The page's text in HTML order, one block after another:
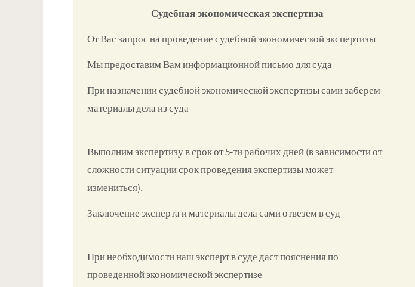
Судебная экономическая экспертиза
От Вас запрос на проведение судебной экономической экспертизы
Мы предоставим Вам информационной письмо для суда
При назначении судебной экономической экспертизы сами заберем
материалы дела из суда
Выполним экспертизу в срок от 5-ти рабочих дней (в зависимости от
сложности ситуации срок проведения экспертизы может
измениться).
Заключение эксперта и материалы дела сами отвезем в суд
При необходимости наш эксперт в суде даст пояснения по
проведенной экономической экспертизе